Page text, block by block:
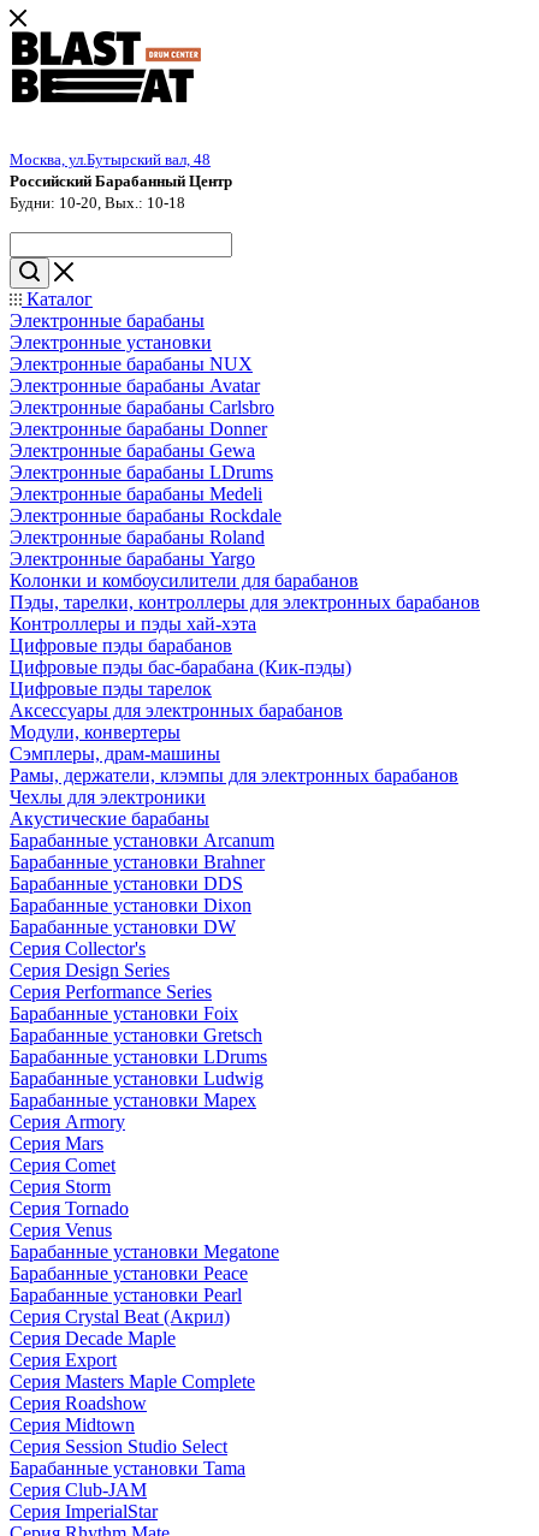
Москва, ул.Бутырский вал, 48
Российский Барабанный Центр
Будни: 10-20, Вых.: 10-18
Каталог
Электронные барабаны
Электронные установки
Электронные барабаны NUX
Электронные барабаны Avatar
Электронные барабаны Carlsbro
Электронные барабаны Donner
Электронные барабаны Gewa
Электронные барабаны LDrums
Электронные барабаны Medeli
Электронные барабаны Rockdale
Электронные барабаны Roland
Электронные барабаны Yargo
Колонки и комбоусилители для барабанов
Пэды, тарелки, контроллеры для электронных барабанов
Контроллеры и пэды хай-хэта
Цифровые пэды барабанов
Цифровые пэды бас-барабана (Кик-пэды)
Цифровые пэды тарелок
Аксессуары для электронных барабанов
Модули, конвертеры
Сэмплеры, драм-машины
Рамы, держатели, клэмпы для электронных барабанов
Чехлы для электроники
Акустические барабаны
Барабанные установки Arcanum
Барабанные установки Brahner
Барабанные установки DDS
Барабанные установки Dixon
Барабанные установки DW
Серия Collector's
Серия Design Series
Серия Performance Series
Барабанные установки Foix
Барабанные установки Gretsch
Барабанные установки LDrums
Барабанные установки Ludwig
Барабанные установки Mapex
Серия Armory
Серия Mars
Серия Comet
Серия Storm
Серия Tornado
Серия Venus
Барабанные установки Megatone
Барабанные установки Peace
Барабанные установки Pearl
Серия Crystal Beat (Акрил)
Серия Decade Maple
Серия Export
Серия Masters Maple Complete
Серия Roadshow
Серия Midtown
Серия Session Studio Select
Барабанные установки Tama
Серия Club-JAM
Серия ImperialStar